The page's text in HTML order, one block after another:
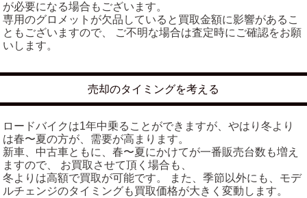
が必要になる場合もございます。
専用のグロメットが欠品していると買取金額に影響があるこ
ともございますので、 ご不明な場合は査定時にご確認をお願
いします。
売却のタイミングを考える
ロードバイクは1年中乗ることができますが、やはり冬より
は春〜夏の方が、需要が高まります。
新車、中古車ともに、春〜夏にかけてが一番販売台数も増え
ますので、 お買取させて頂く場合も、
冬よりは高額で買取が可能です。 また、季節以外にも、モデ
ルチェンジのタイミングも買取価格が大きく変動します。